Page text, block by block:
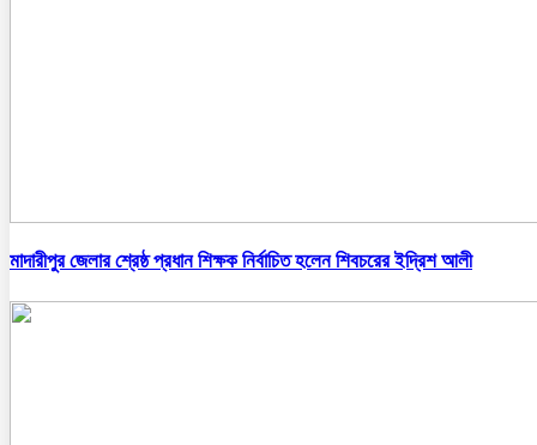
মাদারীপুর জেলার শ্রেষ্ঠ প্রধান শিক্ষক নির্বাচিত হলেন শিবচরের ইদ্রিশ আলী